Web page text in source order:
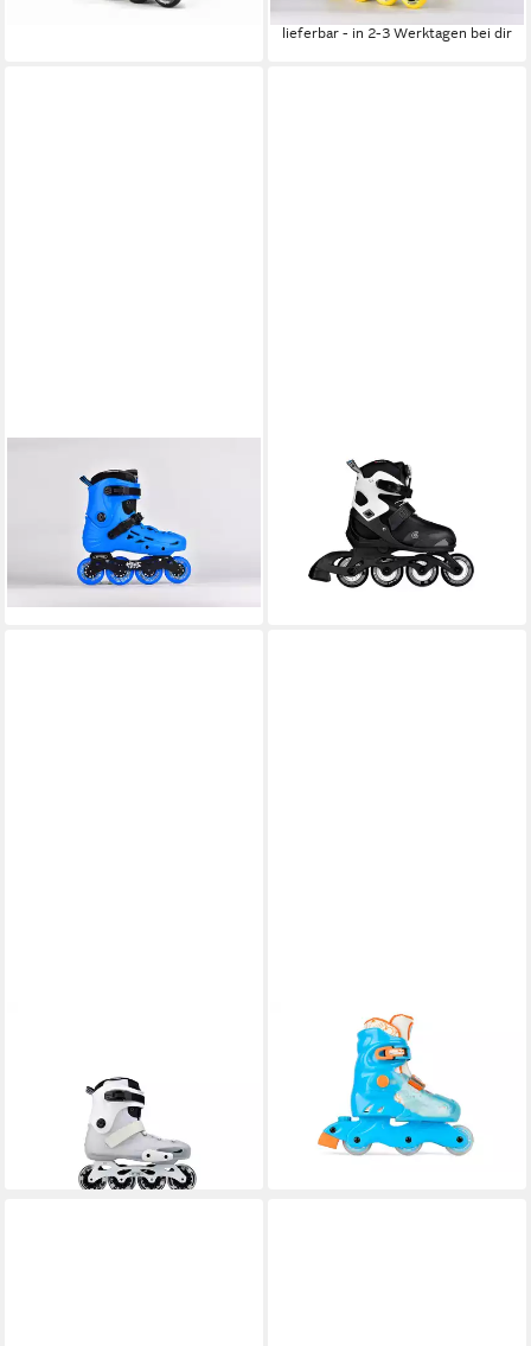
lieferbar - in 2-3 Werktagen bei dir
lieferbar - in 2-3 Werktagen bei dir
Inlineskates micro MT-Plus
UVP 179,90 €
Inlineskates micro Joy
109,90 €
lieferbar - in 2-3 Werktagen bei dir
UVP179,90 €
lieferbar - in 2-3 Werktagen bei dir
Inlineskates micro skate
UVP99,90 €
-70%
lieferbar - in 2-3 Werktagen bei dir